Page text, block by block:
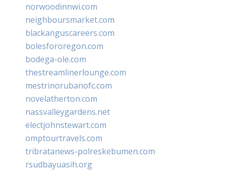
norwoodinnwi.com
neighboursmarket.com
blackanguscareers.com
bolesfororegon.com
bodega-ole.com
thestreamlinerlounge.com
mestrinorubanofc.com
novelatherton.com
nassvalleygardens.net
electjohnstewart.com
omptourtravels.com
tribratanews-polreskebumen.com
rsudbayuasih.org